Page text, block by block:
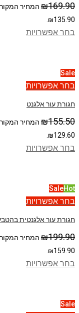
₪169.90 המחיר המקורי היה:
₪135.90.
בחר אפשרויות
Sale
בחר אפשרויות
חגורת עור אלגנט
₪155.50 המחיר המקורי היה:
₪129.60.
בחר אפשרויות
SaleHot
בחר אפשרויות
חגורת עור אלגנטית
₪199.90 המחיר המקורי היה:
₪159.90.
בחר אפשרויות
Sale